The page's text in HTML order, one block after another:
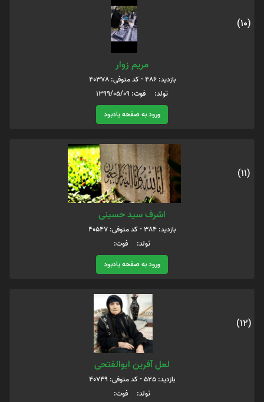
(10)
مریم زوار
بازدید: 486 - کد متوفی: 40378
تولد: فوت: 1399/05/09
ورود به صفحه یادبود
(11)
اشرف سید حسینی
بازدید: 384 - کد متوفی: 40547
تولد: فوت:
ورود به صفحه یادبود
(12)
لعل آفرین ابوالفتحی
بازدید: 525 - کد متوفی: 40749
تولد: فوت: